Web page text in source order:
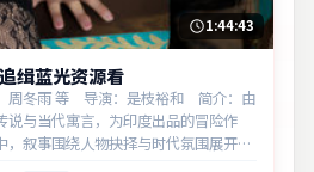
1:44:43
缉蓝光资源看
周冬雨 等 导演：是枝裕和 简介：由
说与当代寓言，为印度出品的冒险作
，叙事围绕人物抉择与时代氛围展开，